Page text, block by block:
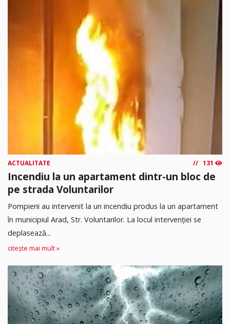
ACTUALITATE 131
Incendiu la un apartament dintr-un bloc de
pe strada Voluntarilor
Pompierii au intervenit la un incendiu produs la un apartament
în municipiul Arad, Str. Voluntarilor. La locul intervenției se
deplasează...
citește mai mult »